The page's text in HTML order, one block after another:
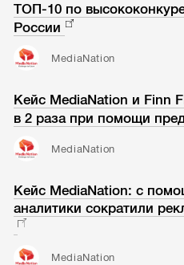
ТОП-10 по
России
MediaNation
Кейс MediaNation и Finn
в 2 раза при помощи
MediaNation
Кейс MediaNation: с
аналитики сократили
MediaNation